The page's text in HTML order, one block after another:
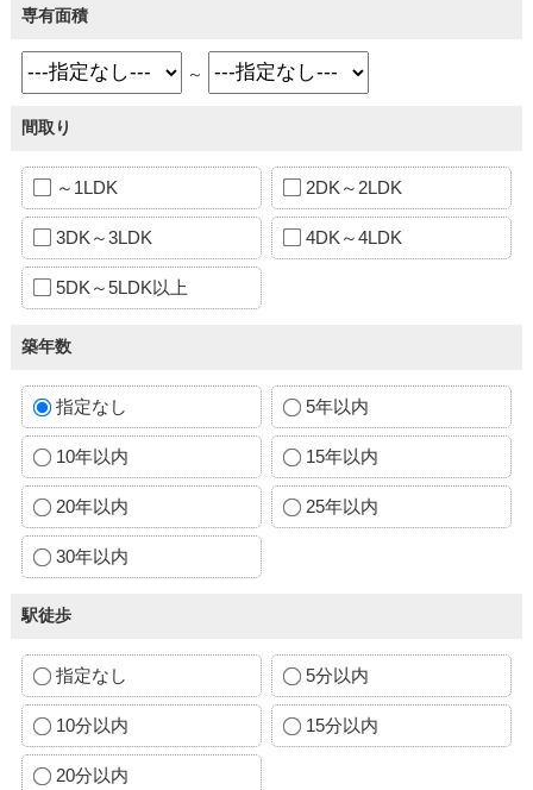
専有面積
～
間取り
～1LDK 2DK～2LDK
3DK～3LDK 4DK～4LDK
5DK～5LDK以上
築年数
指定なし 5年以内
10年以内 15年以内
20年以内 25年以内
30年以内
駅徒歩
指定なし 5分以内
10分以内 15分以内
20分以内